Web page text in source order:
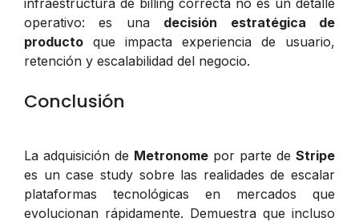
operativo: es una decisión estratégica de
producto que impacta experiencia de usuario,
retención y escalabilidad del negocio.
Conclusión
La adquisición de Metronome por parte de Stripe
es un case study sobre las realidades de escalar
plataformas tecnológicas en mercados que
evolucionan rápidamente. Demuestra que incluso